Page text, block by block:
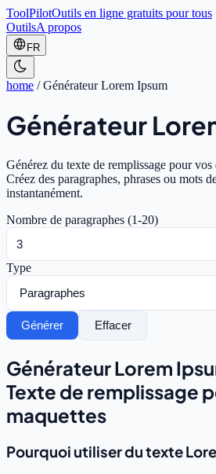
ToolPilotOutils en ligne gratuits pour tous
OutilsA propos
FR
home /Générateur Lorem Ipsum
Générateur
Générez du texte de remplissage pour vos
Créez des paragraphes, phrases ou mots
instantanément.
Nombre de paragraphes (1-20)
Type
Générer Effacer
Générateur Lorem
Texte de remplissage
maquettes
Pourquoi utiliser du texte